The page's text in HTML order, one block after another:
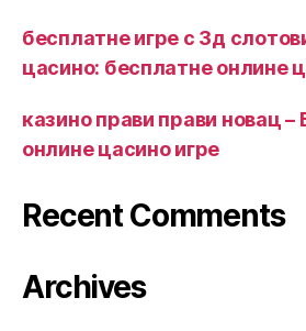
бесплатне игре с 3д
цасино: бесплатне онлине
казино прави прави новац –
онлине цасино игре
Recent Comments
Archives